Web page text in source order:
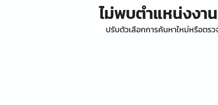
ไม่พบตำแหน่งง
ปรับตัวเลือกการค้นหาใหม่หรือตร